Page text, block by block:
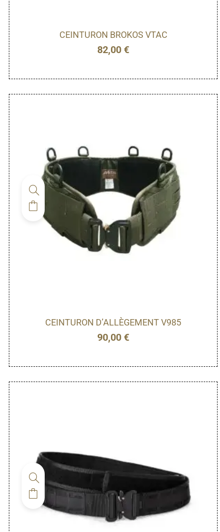
CEINTURON BROKOS VTAC
82,00 €
CEINTURON D’ALLÈGEMENT V985
90,00 €